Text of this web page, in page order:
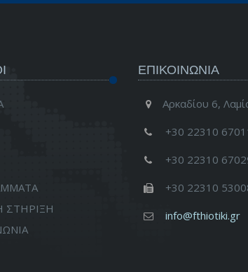
ΣΤΗΡΙΞΗ
ΕΠΙΚΟΙΝΩΝΊΑ
Αρκαδίου 6,
+30 22310
+30 22310
+30 22310
info@fthiotiki.gr